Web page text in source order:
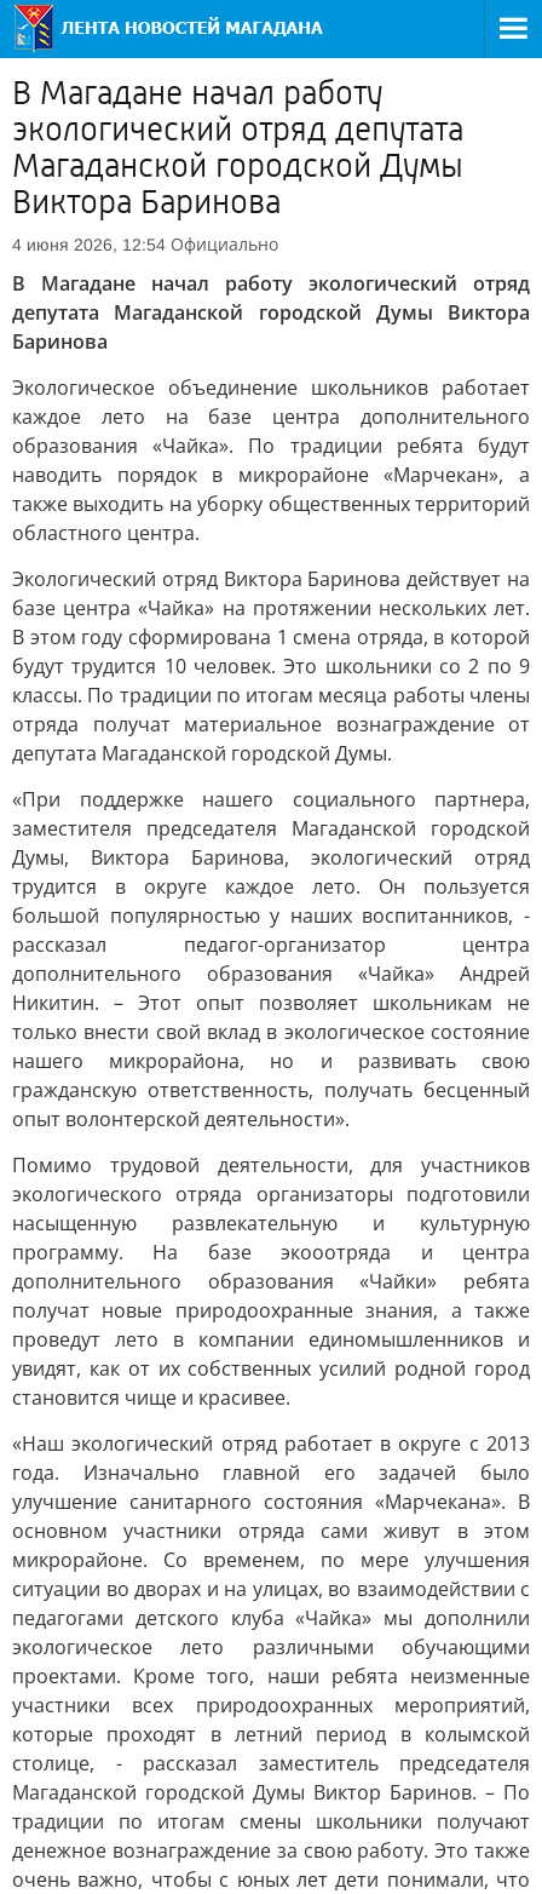
В Магадане начал работу
экологический отряд депутата
Магаданской городской Думы
Виктора Баринова
4 июня 2026, 12:54 Официально
В Магадане начал работу экологический отряд
депутата Магаданской городской Думы Виктора
Баринова
Экологическое объединение школьников работает
каждое лето на базе центра дополнительного
образования «Чайка». По традиции ребята будут
наводить порядок в микрорайоне «Марчекан», а
также выходить на уборку общественных территорий
областного центра.
Экологический отряд Виктора Баринова действует на
базе центра «Чайка» на протяжении нескольких лет.
В этом году сформирована 1 смена отряда, в которой
будут трудится 10 человек. Это школьники со 2 по 9
классы. По традиции по итогам месяца работы члены
отряда получат материальное вознаграждение от
депутата Магаданской городской Думы.
«При поддержке нашего социального партнера,
заместителя председателя Магаданской городской
Думы, Виктора Баринова, экологический отряд
трудится в округе каждое лето. Он пользуется
большой популярностью у наших воспитанников, -
рассказал педагог-организатор центра
дополнительного образования «Чайка» Андрей
Никитин. – Этот опыт позволяет школьникам не
только внести свой вклад в экологическое состояние
нашего микрорайона, но и развивать свою
гражданскую ответственность, получать бесценный
опыт волонтерской деятельности».
Помимо трудовой деятельности, для участников
экологического отряда организаторы подготовили
насыщенную развлекательную и культурную
программу. На базе экооотряда и центра
дополнительного образования «Чайки» ребята
получат новые природоохранные знания, а также
проведут лето в компании единомышленников и
увидят, как от их собственных усилий родной город
становится чище и красивее.
«Наш экологический отряд работает в округе с 2013
года. Изначально главной его задачей было
улучшение санитарного состояния «Марчекана». В
основном участники отряда сами живут в этом
микрорайоне. Со временем, по мере улучшения
ситуации во дворах и на улицах, во взаимодействии с
педагогами детского клуба «Чайка» мы дополнили
экологическое лето различными обучающими
проектами. Кроме того, наши ребята неизменные
участники всех природоохранных мероприятий,
которые проходят в летний период в колымской
столице, - рассказал заместитель председателя
Магаданской городской Думы Виктор Баринов. – По
традиции по итогам смены школьники получают
денежное вознаграждение за свою работу. Это также
очень важно, чтобы с юных лет дети понимали, что